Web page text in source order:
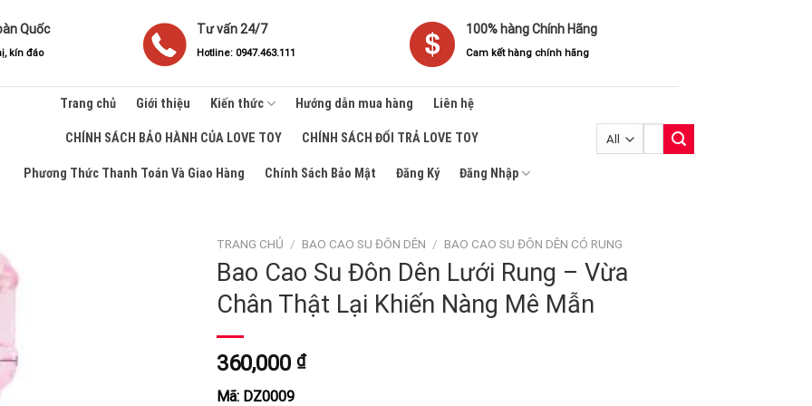
Quốc
kín đáo
Tư vấn 24/7
Hotline: 0947.463.111
100% hàng Chính Hãng
Cam kết hàng chính hãng
Trang chủ Giới thiệu Kiến thức Hướng dẫn mua hàng Liên hệ
CHÍNH SÁCH BẢO HÀNH CỦA LOVE TOY CHÍNH SÁCH ĐỔI TRẢ LOVE TOY
Phương Thức Thanh Toán Và Giao Hàng Chính Sách Bảo Mật Đăng Ký Đăng Nhập
TRANG CHỦ / BAO CAO SU ĐÔN DÊN / BAO CAO SU ĐÔN DÊN CÓ RUNG
Bao Cao Su Đôn Dên Lưới Rung – Vừa
Chân Thật Lại Khiến Nàng Mê Mẫn
360,000 ₫
Mã: DZ0009